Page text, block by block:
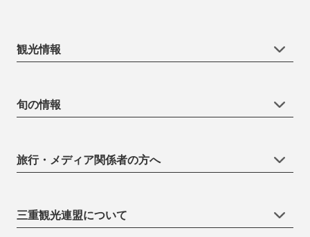
観光情報
旬の情報
旅行・メディア関係者の方へ
三重観光連盟について